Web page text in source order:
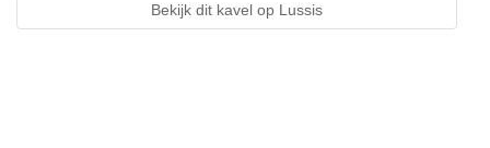
Bekijk dit kavel op Lussis